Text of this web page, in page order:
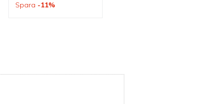
Pizzabud
Spara 11%